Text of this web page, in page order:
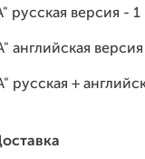
версия - 1
+